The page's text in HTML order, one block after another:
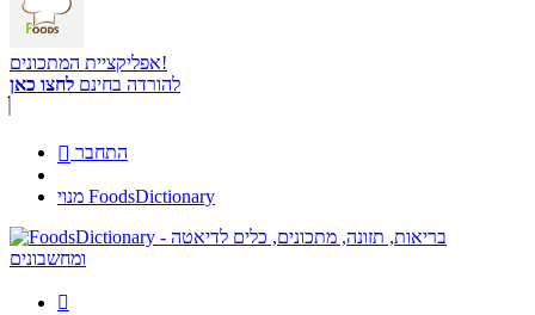
אפליקציית המתכונים!
להורדה בחינם לחצו כאן
 התחבר
מנוי FoodsDictionary
